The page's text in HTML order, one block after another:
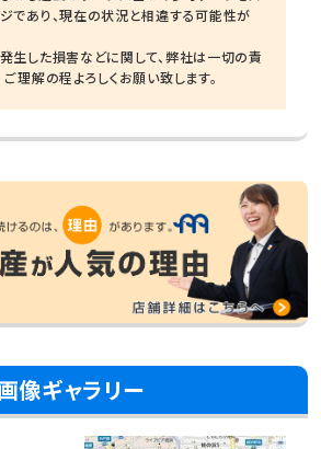
ジであり、現在の状況と相違する可能性が
生した損害などに関して、弊社は一切の責
理解の程よろしくお願い致します。
像ギャラリー